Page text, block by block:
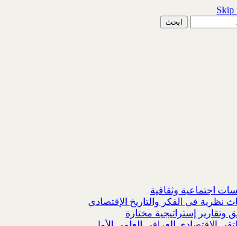
Skip
اجتماعية وثقافية
نظرية في الفكر والتاريخ الإقتصادي
وتقارير إستراتيجية مختارة